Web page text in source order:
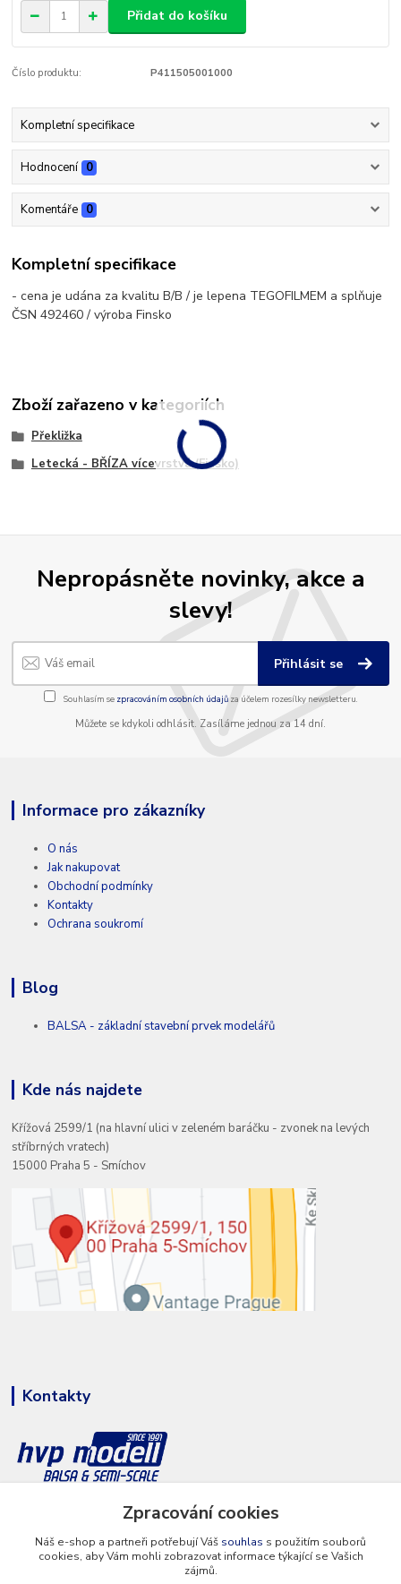
Přidat do košíku
Číslo produktu: P411505001000
Kompletní specifikace
Hodnocení 0
Komentáře 0
Kompletní specifikace
- cena je udána za kvalitu B/B / je lepena TEGOFILMEM a splňuje
ČSN 492460 / výroba Finsko
Zboží zařazeno v kategoriích
Překližka
Letecká - BŘÍZA vícevrstvá (Finsko)
Nepropásněte novinky, akce a
slevy!
Přihlásit se
Souhlasím se zpracováním osobních údajůza účelem rozesílky newsletteru.
Můžete se kdykoli odhlásit. Zasíláme jednou za 14 dní.
Informace pro zákazníky
O nás
Jak nakupovat
Obchodní podmínky
Kontakty
Ochrana soukromí
Blog
BALSA - základní stavební prvek modelářů
Kde nás najdete
Křížová 2599/1 (na hlavní ulici v zeleném baráčku - zvonek na levých
stříbrných vratech)
15000 Praha 5 - Smíchov
Kontakty
+420 777 286 674
info@hvp-modell.cz
Zpracování cookies
Náš e-shop a partneři potřebují Váš souhlas s použitím souborů
cookies, aby Vám mohli zobrazovat informace týkající se Vašich
zájmů.